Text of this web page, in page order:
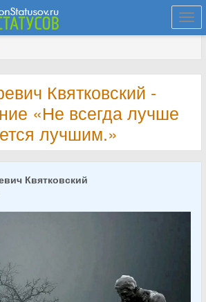
Квятковский -
«Не всегда лучше
лучшим.»
Квятковский